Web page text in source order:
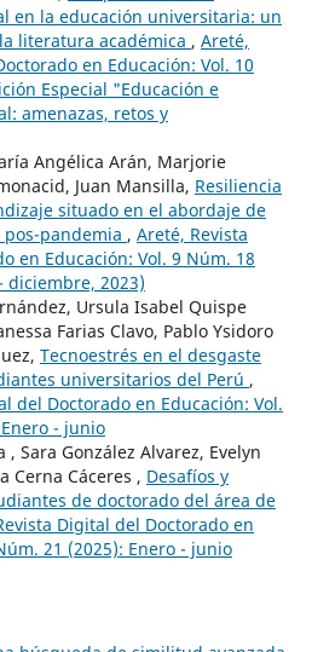
en la educación universitaria: un
literatura académica , Areté,
en Educación: Vol. 10
Especial "Educación e
amenazas, retos y
Angélica Arán, Marjorie
Juan Mansilla, Resiliencia
situado en el abordaje de
pandemia , Areté, Revista
en Educación: Vol. 9 Núm. 18
diciembre, 2023)
Ursula Isabel Quispe
Farias Clavo, Pablo Ysidoro
Tecnoestrés en el desgaste
universitarios del Perú ,
del Doctorado en Educación: Vol.
- junio
, Sara González Alvarez, Evelyn
Cerna Cáceres , Desafíos y
de doctorado del área de
Digital del Doctorado en
21 (2025): Enero - junio